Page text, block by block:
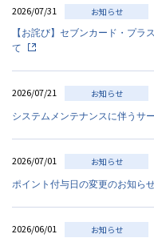
2026/07/31 お知らせ
【お詫び】セブンカード・プ
て
2026/07/21 お知らせ
システムメンテナンスに伴うサ
2026/07/01 お知らせ
ポイント付与日の変更のお知ら
2026/06/01 お知らせ